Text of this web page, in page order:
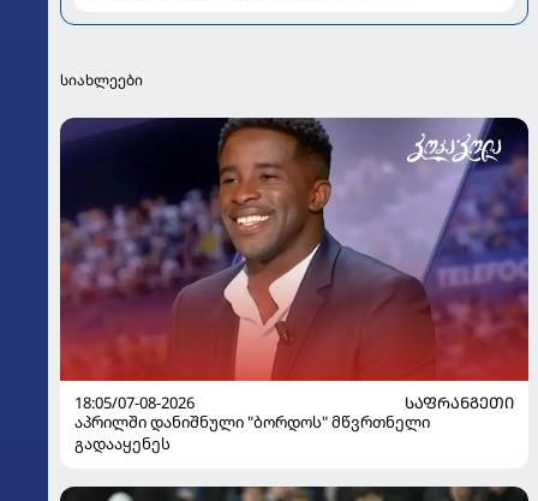
სიახლეები
18:05/07-08-2026
ᲡᲐᲤᲠᲐᲜᲒᲔᲗᲘ
აპრილში დანიშნული "ბორდოს" მწვრთნელი
გადააყენეს